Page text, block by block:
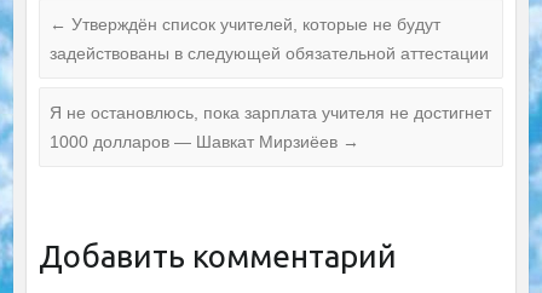
← Утверждён список учителей, которые не будут
задействованы в следующей обязательной аттестации
Я не остановлюсь, пока зарплата учителя не достигнет
1000 долларов — Шавкат Мирзиёев →
Добавить комментарий